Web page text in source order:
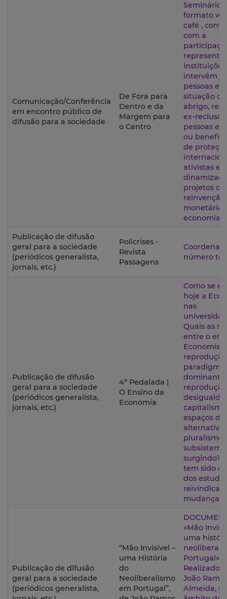
Comunicação/Conferência
em encontro público de
difusão para a sociedade
De Fora para
Dentro e da
Margem para
o Centro
Seminário
formato
café ,
com a
intervêm
pessoas em
situação
abrigo,
ex-reclusos,
pessoas
ou
de
ativistas e
projetos de
reinvenção
monetária
economia
Publicação de difusão
geral para a sociedade
(periódicos generalista,
jornais, etc.)
Policrises -
Revista
Passagens
número
Publicação de difusão
geral para a sociedade
(periódicos generalista,
jornais, etc.)
4º Pedalada |
O Ensino da
Economia
Como se
hoje a
nas
Quais as
entre o
Economia,
paradigma
dominante
espaços de
alternativa
pluralismo
subsistem
surgindo?
tem sido o
dos
mudança?
Publicação de difusão
geral para a sociedade
(periódicos generalista,
“Mão Invisível –
uma História
do
Neoliberalismo
em Portugal”,
«Mão
uma
Portugal» |
Realizado
João
Almeida,